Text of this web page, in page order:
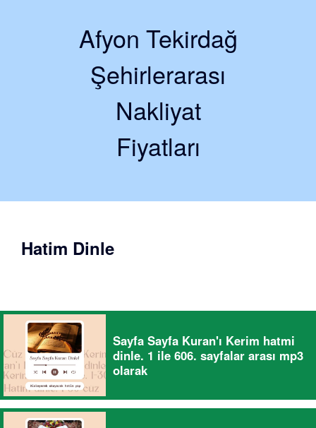
Afyon Tekirdağ
Şehirlerarası
Nakliyat
Fiyatları
Hatim Dinle
Sayfa Sayfa Kuran'ı Kerim hatmi
dinle. 1 ile 606. sayfalar arası mp3
olarak